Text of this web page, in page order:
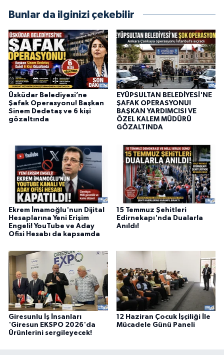
Bunlar da ilginizi çekebilir
Üsküdar Belediyesi’ne
Şafak Operasyonu! Başkan
Sinem Dedetaş ve 6 kişi
gözaltında
EYÜPSULTAN BELEDİYESİ'NE
ŞAFAK OPERASYONU!
BAŞKAN YARDIMCISI VE
ÖZEL KALEM MÜDÜRÜ
GÖZALTINDA
Ekrem İmamoğlu'nun Dijital
Hesaplarına Yeni Erişim
Engeli! YouTube ve Aday
Ofisi Hesabı da kapsamda
15 Temmuz Şehitleri
Edirnekapı'nda Dualarla
Anıldı!
Giresunlu İş İnsanları
'Giresun EKSPO 2026'da
Ürünlerini sergileyecek!
12 Haziran Çocuk İşçiliği İle
Mücadele Günü Paneli